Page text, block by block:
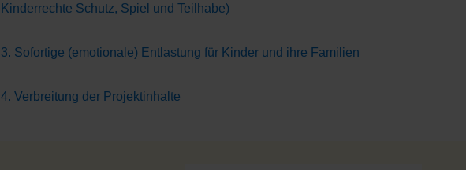
Kinderrechte Schutz, Spiel und Teilhabe)
3. Sofortige (emotionale) Entlastung für Kinder und ihre Familien
4. Verbreitung der Projektinhalte